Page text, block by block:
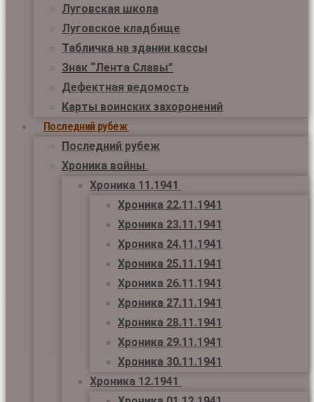
Луговская школа
Луговское кладбище
Табличка на здании кассы
Знак “Лента Славы”
Дефектная ведомость
Карты воинских захоронений
Последний рубеж
Последний рубеж
Хроника войны
Хроника 11.1941
Хроника 22.11.1941
Хроника 23.11.1941
Хроника 24.11.1941
Хроника 25.11.1941
Хроника 26.11.1941
Хроника 27.11.1941
Хроника 28.11.1941
Хроника 29.11.1941
Хроника 30.11.1941
Хроника 12.1941